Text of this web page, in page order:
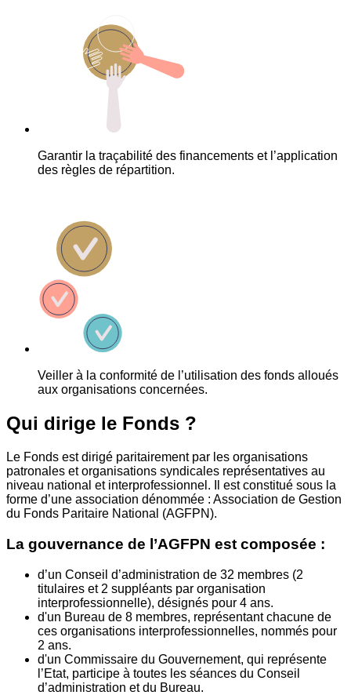
Garantir la traçabilité des financements et l’application
des règles de répartition.
Veiller à la conformité de l’utilisation des fonds alloués
aux organisations concernées.
Qui dirige le Fonds ?
Le Fonds est dirigé paritairement par les organisations
patronales et organisations syndicales représentatives au
niveau national et interprofessionnel. Il est constitué sous la
forme d’une association dénommée : Association de Gestion
du Fonds Paritaire National (AGFPN).
La gouvernance de l’AGFPN est composée :
d’un Conseil d’administration de 32 membres (2
titulaires et 2 suppléants par organisation
interprofessionnelle), désignés pour 4 ans.
d'un Bureau de 8 membres, représentant chacune de
ces organisations interprofessionnelles, nommés pour
2 ans.
d'un Commissaire du Gouvernement, qui représente
l’Etat, participe à toutes les séances du Conseil
d’administration et du Bureau.